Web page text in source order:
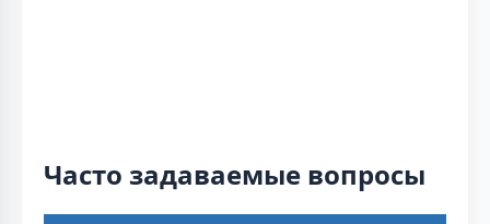
Часто задаваемые вопросы